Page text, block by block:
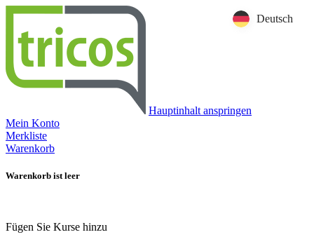
Hauptinhalt anspringen
Mein Konto
Merkliste
Warenkorb
Warenkorb ist leer
Fügen Sie Kurse hinzu
Deutsch